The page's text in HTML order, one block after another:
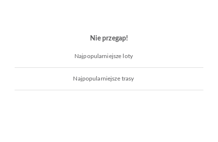
Nie przegap!
Najpopularniejsze loty
Najpopularniejsze trasy